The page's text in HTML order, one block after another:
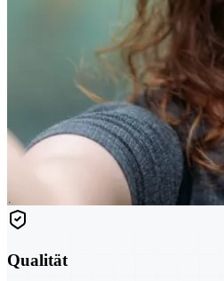
Qualität